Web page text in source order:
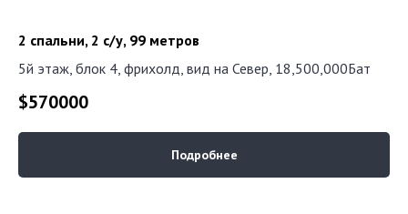
2 спальни, 2 с/у, 99 метров
5й этаж, блок 4, фрихолд, вид на Север, 18,500,000Бат
$570000
Подробнее